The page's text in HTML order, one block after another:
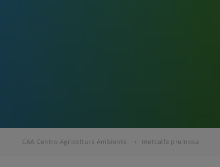
CAA Centro Agricoltura Ambiente metcalfa pruinosa